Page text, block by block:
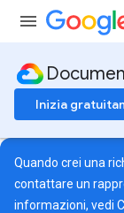
Inizia
Quando crei una
contattare un
informazioni, vedi